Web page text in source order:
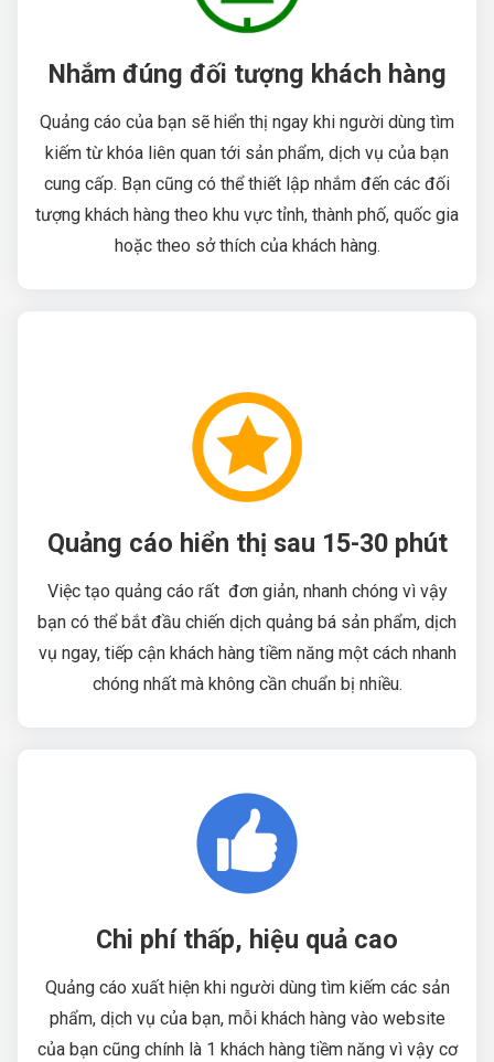
Nhắm đúng đối tượng khách hàng
Quảng cáo của bạn sẽ hiển thị ngay khi người dùng tìm
kiếm từ khóa liên quan tới sản phẩm, dịch vụ của bạn
cung cấp. Bạn cũng có thể thiết lập nhắm đến các đối
tượng khách hàng theo khu vực tỉnh, thành phố, quốc gia
hoặc theo sở thích của khách hàng.
Quảng cáo hiển thị sau 15-30 phút
Việc tạo quảng cáo rất đơn giản, nhanh chóng vì vậy
bạn có thể bắt đầu chiến dịch quảng bá sản phẩm, dịch
vụ ngay, tiếp cận khách hàng tiềm năng một cách nhanh
chóng nhất mà không cần chuẩn bị nhiều.
Chi phí thấp, hiệu quả cao
Quảng cáo xuất hiện khi người dùng tìm kiếm các sản
phẩm, dịch vụ của bạn, mỗi khách hàng vào website
của bạn cũng chính là 1 khách hàng tiềm năng vì vậy cơ